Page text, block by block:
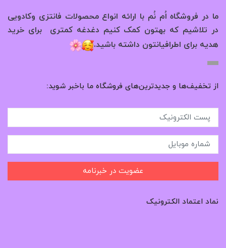
ما در فروشگاه اُم نُم با ارائه انواع محصولات فانتزی وکادویی
در تلاشیم که بهتون کمک کنیم دغدغه کمتری برای خرید
هدیه برای اطرافیانتون داشته باشید.
از تخفیف‌ها و جدیدترین‌های فروشگاه ما باخبر شوید:
عضویت در خبرنامه
نماد اعتماد الکترونیک